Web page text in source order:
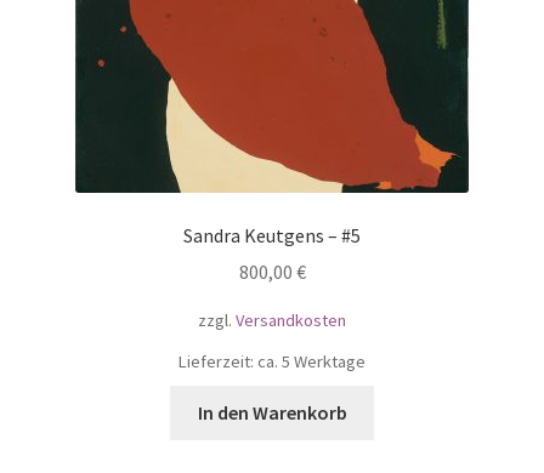
Sandra Keutgens – #5
800,00 €
zzgl. Versandkosten
Lieferzeit: ca. 5 Werktage
In den Warenkorb